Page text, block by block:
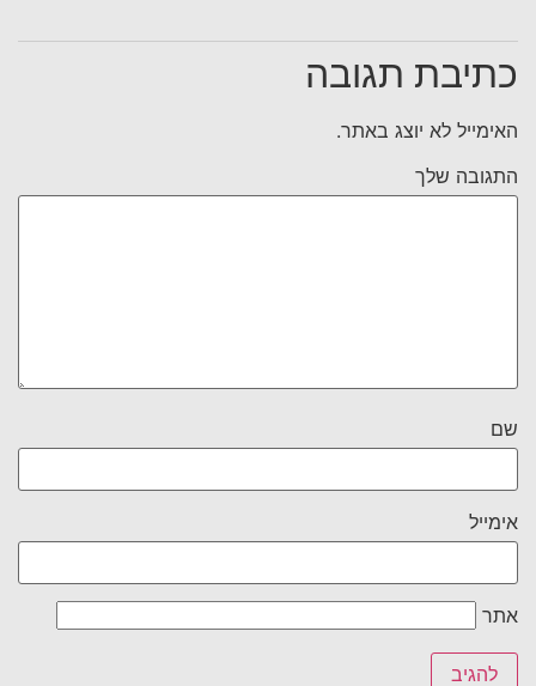
כתיבת תגובה
האימייל לא יוצג באתר.
התגובה שלך
שם
אימייל
אתר